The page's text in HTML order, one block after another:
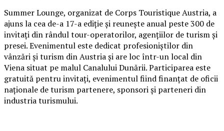
Summer Lounge, organizat de Corps Touristique Austria, a
ajuns la cea de-a 17-a ediție și reunește anual peste 300 de
invitați din rândul tour-operatorilor, agențiilor de turism și
presei. Evenimentul este dedicat profesioniștilor din
vânzări și turism din Austria și are loc într-un local din
Viena situat pe malul Canalului Dunării. Participarea este
gratuită pentru invitați, evenimentul fiind finanțat de oficii
naționale de turism partenere, sponsori și parteneri din
industria turismului.